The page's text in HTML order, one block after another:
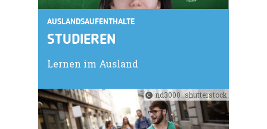
AUSLANDSAUFENTHALTE
STUDIEREN
Lernen im Ausland
nd3000_shutterstock